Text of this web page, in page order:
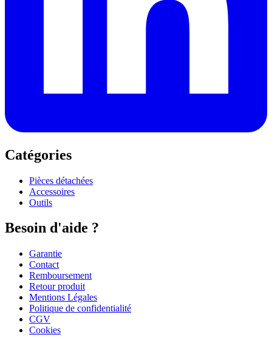
Catégories
Pièces détachées
Accessoires
Outils
Besoin d'aide ?
Garantie
Contact
Remboursement
Retour produit
Mentions Légales
Politique de confidentialité
CGV
Cookies